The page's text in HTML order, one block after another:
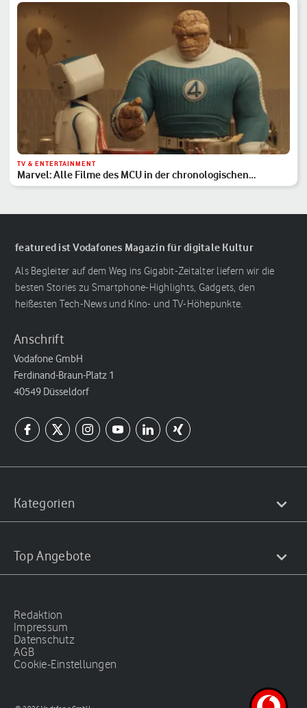
TV & ENTERTAINMENT
Marvel: Alle Filme des MCU in der chronologischen
Reihenfolge
featured ist Vodafones Magazin für digitale Kultur
Als Begleiter auf dem Weg ins Gigabit-Zeitalter liefern wir die
besten Stories zu Smartphone-Highlights, Gadgets, den
heißesten Tech-News und Kino- und TV-Höhepunkte.
Anschrift
Vodafone GmbH
Ferdinand-Braun-Platz 1
40549 Düsseldorf
Kategorien
Top Angebote
Redaktion
Impressum
Datenschutz
AGB
Cookie-Einstellungen